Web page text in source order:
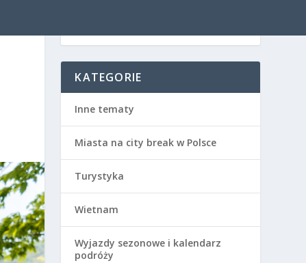
KATEGORIE
Inne tematy
Miasta na city break w Polsce
Turystyka
Wietnam
Wyjazdy sezonowe i kalendarz
podróży